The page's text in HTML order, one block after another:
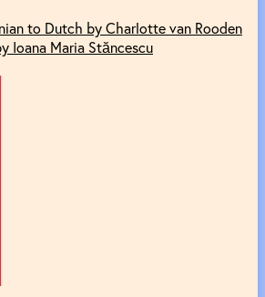
to Dutch by Charlotte van Rooden
Ioana Maria Stăncescu